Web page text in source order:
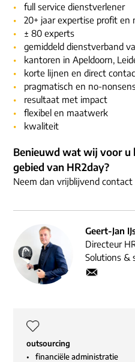
full service dienstverlener
20+ jaar expertise profit en
± 80 experts
gemiddeld dienstverband
kantoren in Apeldoorn,
korte lijnen en direct
pragmatisch en no-
resultaat met impact
flexibel en maatwerk
kwaliteit
Benieuwd wat wij voor u
gebied van HR2day?
Neem dan vrijblijvend contact
Geert-Jan
Directeur
Solutions &
outsourcing
financiële administratie